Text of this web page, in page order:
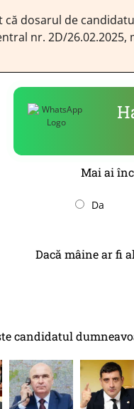
că dosarul de
nr. 2D/
Mai ai
Da
Dacă mâine ar fi
candidatul